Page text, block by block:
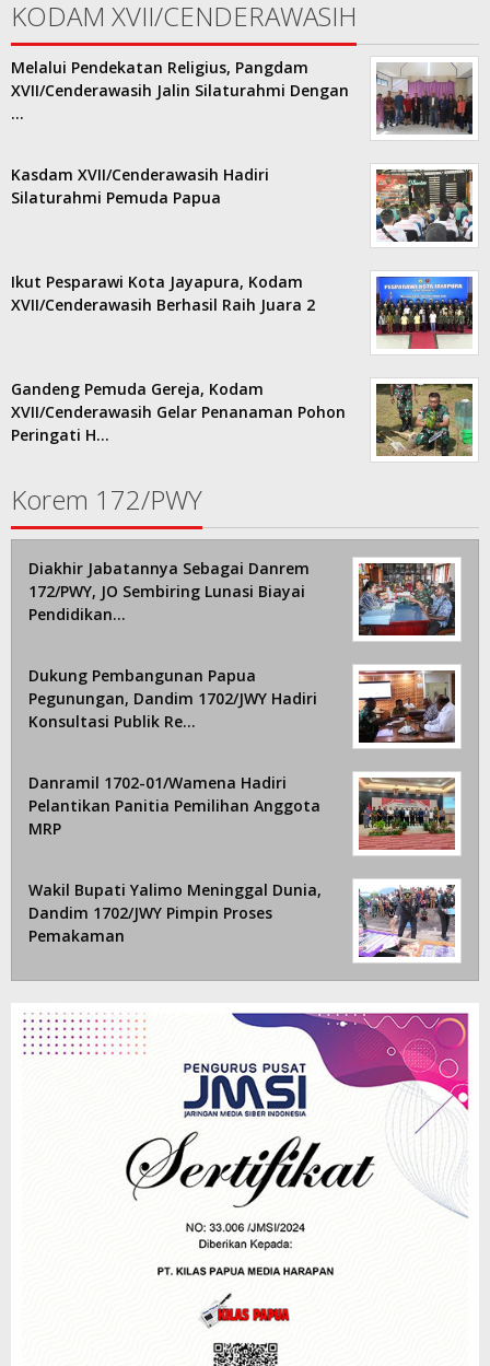
KODAM XVII/CENDERAWASIH
Melalui Pendekatan Religius, Pangdam
XVII/Cenderawasih Jalin Silaturahmi Dengan
…
Kasdam XVII/Cenderawasih Hadiri
Silaturahmi Pemuda Papua
Ikut Pesparawi Kota Jayapura, Kodam
XVII/Cenderawasih Berhasil Raih Juara 2
Gandeng Pemuda Gereja, Kodam
XVII/Cenderawasih Gelar Penanaman Pohon
Peringati H…
Korem 172/PWY
Diakhir Jabatannya Sebagai Danrem
172/PWY, JO Sembiring Lunasi Biayai
Pendidikan…
Dukung Pembangunan Papua
Pegunungan, Dandim 1702/JWY Hadiri
Konsultasi Publik Re…
Danramil 1702-01/Wamena Hadiri
Pelantikan Panitia Pemilihan Anggota
MRP
Wakil Bupati Yalimo Meninggal Dunia,
Dandim 1702/JWY Pimpin Proses
Pemakaman